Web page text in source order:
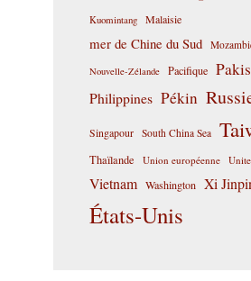
Kuomintang Malaisie
mer de Chine du Sud
Nouvelle-Zélande Pacifique
Philippines Pékin
Singapour South China Sea
Thaïlande Union européenne
Vietnam Washington Xi
États-Unis